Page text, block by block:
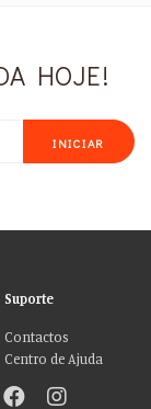
HOJE!
INICIAR
Suporte
Contactos
Centro de Ajuda